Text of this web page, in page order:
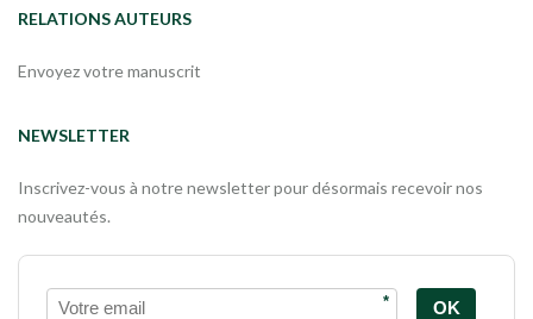
RELATIONS AUTEURS
Envoyez votre manuscrit
NEWSLETTER
Inscrivez-vous à notre newsletter pour désormais recevoir nos
nouveautés.
* OK